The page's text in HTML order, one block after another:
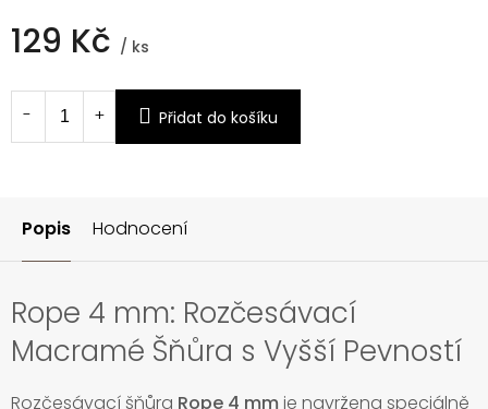
129 Kč / ks
cena:
Přidat do košíku
Popis Hodnocení
Rope 4 mm: Rozčesávací
Macramé Šňůra s Vyšší Pevností
Rozčesávací šňůra Rope 4 mm je navržena speciálně